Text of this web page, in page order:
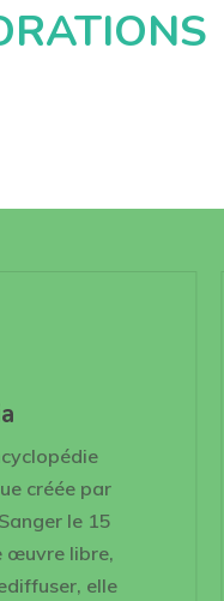
créée par
le 15
œuvre libre,
elle